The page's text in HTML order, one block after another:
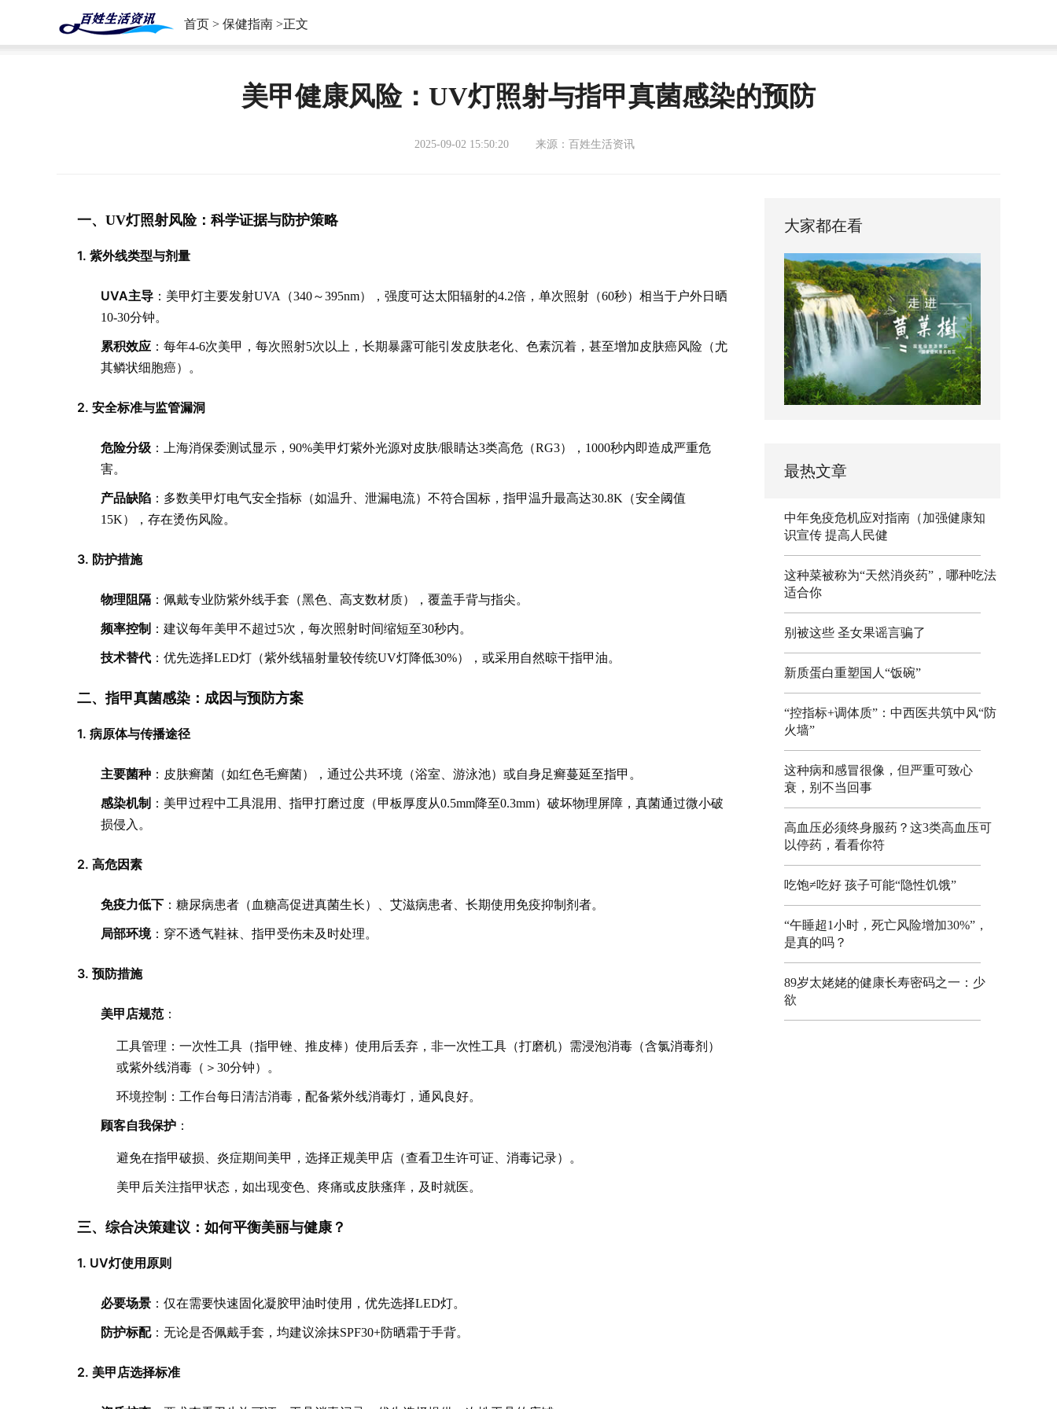
首页 > 保健指南 >正文
美甲健康风险：UV灯照射与指甲真菌感染的预防
2025-09-02 15:50:20 来源：百姓生活资讯
一、UV灯照射风险：科学证据与防护策略
1. 紫外线类型与剂量
UVA主导 ：美甲灯主要发射UVA（340～395nm），强度可达太阳辐射的4.2倍，单次照射（60秒）相当于户外日晒
10-30分钟。
累积效应 ：每年4-6次美甲，每次照射5次以上，长期暴露可能引发皮肤老化、色素沉着，甚至增加皮肤癌风险（尤
其鳞状细胞癌）。
2. 安全标准与监管漏洞
危险分级 ：上海消保委测试显示，90%美甲灯紫外光源对皮肤/眼睛达3类高危（RG3），1000秒内即造成严重危
害。
产品缺陷 ：多数美甲灯电气安全指标（如温升、泄漏电流）不符合国标，指甲温升最高达30.8K（安全阈值
15K），存在烫伤风险。
3. 防护措施
物理阻隔 ：佩戴专业防紫外线手套（黑色、高支数材质），覆盖手背与指尖。
频率控制 ：建议每年美甲不超过5次，每次照射时间缩短至30秒内。
技术替代 ：优先选择LED灯（紫外线辐射量较传统UV灯降低30%），或采用自然晾干指甲油。
二、指甲真菌感染：成因与预防方案
1. 病原体与传播途径
主要菌种 ：皮肤癣菌（如红色毛癣菌），通过公共环境（浴室、游泳池）或自身足癣蔓延至指甲。
感染机制 ：美甲过程中工具混用、指甲打磨过度（甲板厚度从0.5mm降至0.3mm）破坏物理屏障，真菌通过微小破
损侵入。
2. 高危因素
免疫力低下 ：糖尿病患者（血糖高促进真菌生长）、艾滋病患者、长期使用免疫抑制剂者。
局部环境：穿不透气鞋袜、指甲受伤未及时处理。
3. 预防措施
美甲店规范：
工具管理：一次性工具（指甲锉、推皮棒）使用后丢弃，非一次性工具（打磨机）需浸泡消毒（含氯消毒剂）
或紫外线消毒（＞30分钟）。
环境控制：工作台每日清洁消毒，配备紫外线消毒灯，通风良好。
顾客自我保护 ：
避免在指甲破损、炎症期间美甲，选择正规美甲店（查看卫生许可证、消毒记录）。
美甲后关注指甲状态，如出现变色、疼痛或皮肤瘙痒，及时就医。
三、综合决策建议：如何平衡美丽与健康？
1. UV灯使用原则
必要场景 ：仅在需要快速固化凝胶甲油时使用，优先选择LED灯。
防护标配：无论是否佩戴手套，均建议涂抹SPF30+防晒霜于手背。
2. 美甲店选择标准
大家都在看
最热文章
中年免疫危机应对指南（加强健康知
识宣传 提高人民健
这种菜被称为“天然消炎药”，哪种吃法
适合你
别被这些 圣女果谣言骗了
新质蛋白重塑国人“饭碗”
“控指标+调体质”：中西医共筑中风“防
火墙”
这种病和感冒很像，但严重可致心
衰，别不当回事
高血压必须终身服药？这3类高血压可
以停药，看看你符
吃饱≠吃好 孩子可能“隐性饥饿”
“午睡超1小时，死亡风险增加30%”，
是真的吗？
89岁太姥姥的健康长寿密码之一：少
欲